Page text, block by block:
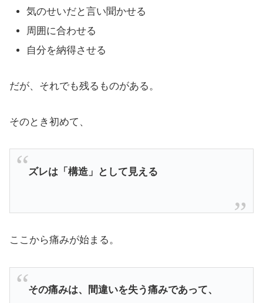
気のせいだと言い聞かせる
周囲に合わせる
自分を納得させる
だが、それでも残るものがある。
そのとき初めて、
ズレは「構造」として見える
ここから痛みが始まる。
その痛みは、間違いを失う痛みであって、